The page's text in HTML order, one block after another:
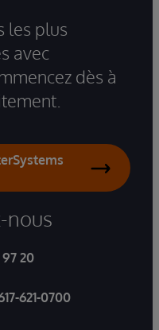
les plus
avec
dès à
nous
20
621-0700